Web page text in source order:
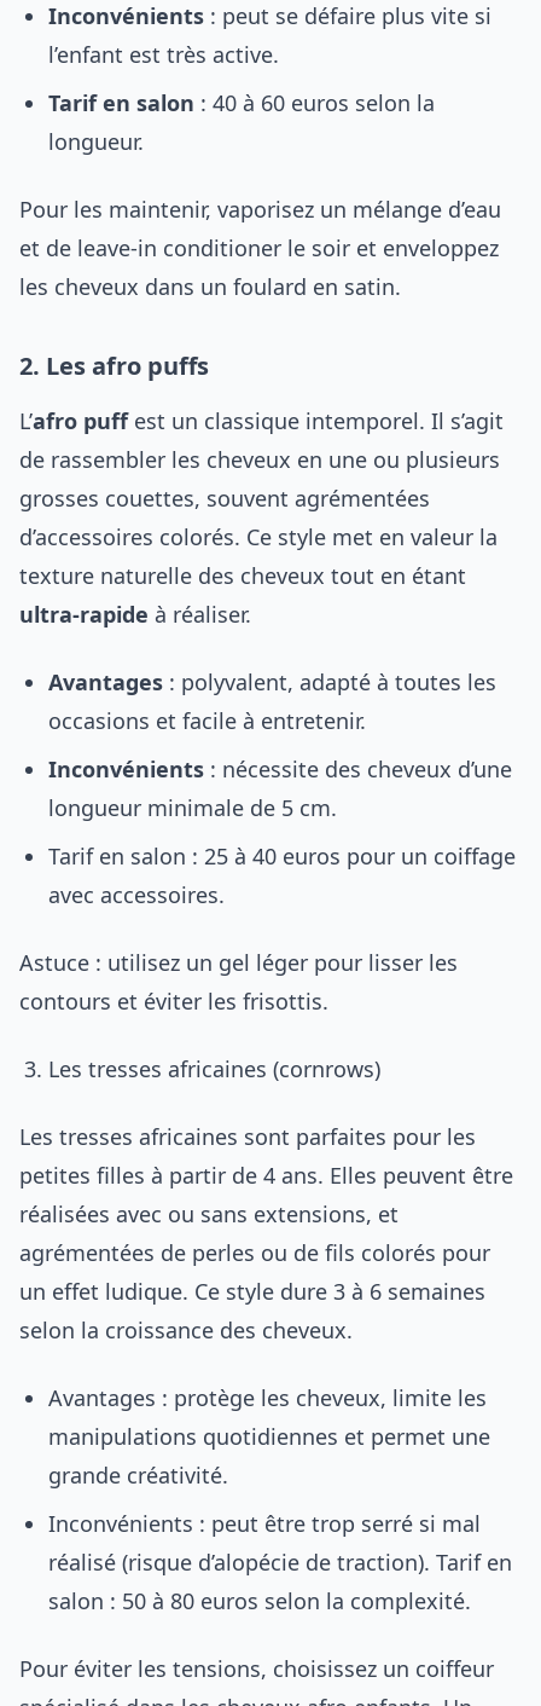
Inconvénients : peut se défaire plus vite si
l’enfant est très active.
Tarif en salon : 40 à 60 euros selon la
longueur.
Pour les maintenir, vaporisez un mélange d’eau
et de leave-in conditioner le soir et enveloppez
les cheveux dans un foulard en satin.
2. Les afro puffs
L’afro puffest un classique intemporel. Il s’agit
de rassembler les cheveux en une ou plusieurs
grosses couettes, souvent agrémentées
d’accessoires colorés. Ce style met en valeur la
texture naturelle des cheveux tout en étant
ultra-rapide à réaliser.
Avantages : polyvalent, adapté à toutes les
occasions et facile à entretenir.
Inconvénients : nécessite des cheveux d’une
longueur minimale de 5 cm.
Tarif en salon : 25 à 40 euros pour un coiffage
avec accessoires.
Astuce : utilisez un gel léger pour lisser les
contours et éviter les frisottis.
Les tresses africaines (cornrows)
Les tresses africaines sont parfaites pour les
petites filles à partir de 4 ans. Elles peuvent être
réalisées avec ou sans extensions, et
agrémentées de perles ou de fils colorés pour
un effet ludique. Ce style dure 3 à 6 semaines
selon la croissance des cheveux.
Avantages : protège les cheveux, limite les
manipulations quotidiennes et permet une
grande créativité.
Inconvénients : peut être trop serré si mal
réalisé (risque d’alopécie de traction). Tarif en
salon : 50 à 80 euros selon la complexité.
Pour éviter les tensions, choisissez un coiffeur